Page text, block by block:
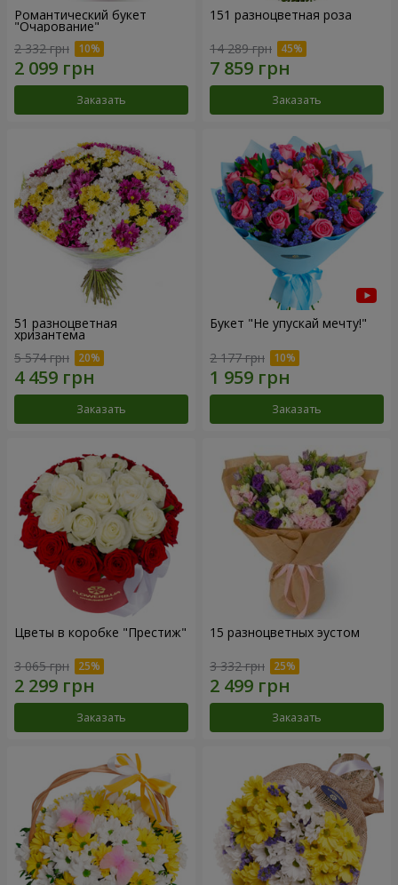
Романтический букет
"Очарование"
2 332 грн
Заказать
151 разноцветная роза
14 289 грн
Заказать
51 разноцветная
хризантема
5 574 грн
Заказать
Букет "Не упускай мечту!"
2 177 грн
Заказать
Цветы в коробке "Престиж"
3 065 грн
Заказать
15 разноцветных эустом
3 332 грн
Заказать